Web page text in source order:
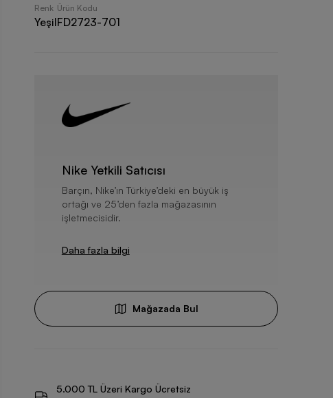
Renk
Yeşil
Ürün Kodu
FD2723-701
Nike Yetkili Satıcısı
Barçın, Nike’ın Türkiye’deki en büyük iş
ortağı ve 25’den fazla mağazasının
işletmecisidir.
Daha fazla bilgi
Mağazada Bul
5.000 TL Üzeri Kargo Ücretsiz